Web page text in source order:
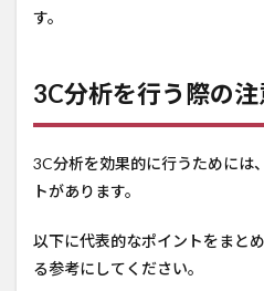
す。
3C分析を行う際の注
3C分析を効果的に行うためには
トがあります。
以下に代表的なポイントをまと
る参考にしてください。